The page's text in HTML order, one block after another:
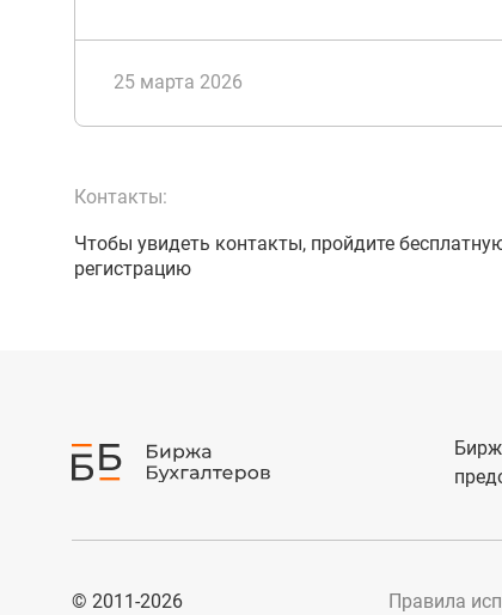
25 марта 2026
Контакты:
Чтобы увидеть контакты, пройдите
регистрацию
© 2011-2026 Правила